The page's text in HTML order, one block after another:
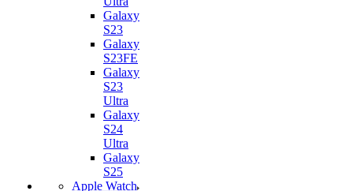
Galaxy
S23
Galaxy
S23FE
Galaxy
S23
Ultra
Galaxy
S24
Ultra
Galaxy
S25
Apple Watch